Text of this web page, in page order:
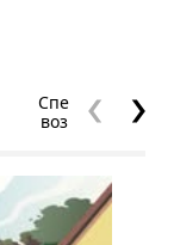
Специальные
возможности